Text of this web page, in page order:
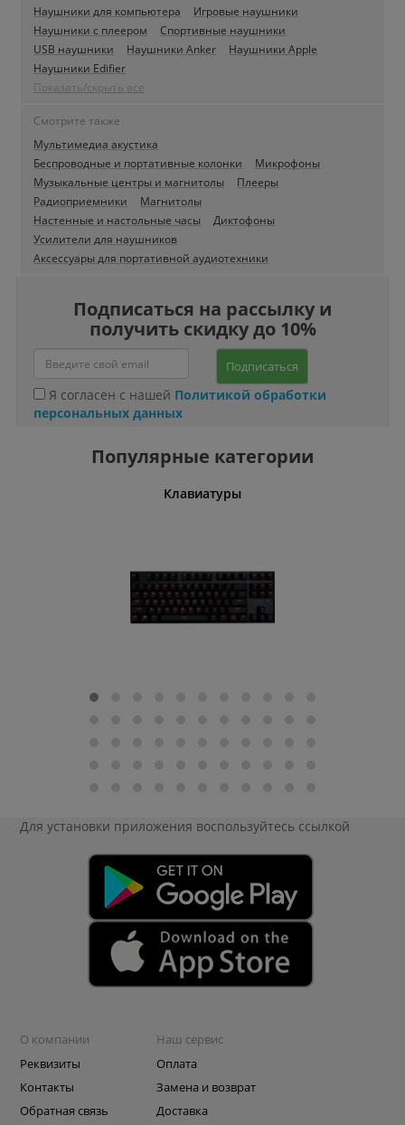
Наушники для компьютера
Игровые наушники
Наушники с плеером
Спортивные наушники
USB наушники
Наушники Anker
Наушники Apple
Наушники Edifier
Показать/скрыть все
Смотрите также
Мультимедиа акустика
Беспроводные и портативные колонки
Микрофоны
Музыкальные центры и магнитолы
Плееры
Радиоприемники
Магнитолы
Настенные и настольные часы
Диктофоны
Усилители для наушников
Аксессуары для портативной аудиотехники
Подписаться на рассылку и
получить скидку до 10%
Подписаться
Я согласен с нашей Политикой обработки
персональных данных
Популярные категории
Клавиатуры
Для установки приложения воспользуйтесь ссылкой
О компании
Реквизиты
Контакты
Обратная связь
Наш сервис
Оплата
Замена и возврат
Доставка